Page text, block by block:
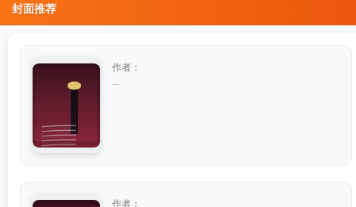
封面推荐
作者：
作者：